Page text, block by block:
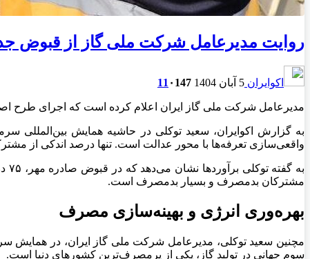
روایت مدیرعامل شرکت ملی گاز از قبوض
اکوایران 5 آبان 1404 11 ۰ 147
مدیرعامل شرکت ملی گاز ایران اعلام کرده است که اجرای طرح اصلاح تعرفه گاز به‌معنای
به گزارش اکوایران، سعید توکلی در حاشیه همایش بین‌المللی
واقعی‌سازی تعرفه‌ها با محور عدالت است. تنها درصد اندکی از مشترکان بسیار پرمصرف
مشترکان بدمصرف و بسیار بدمصرف است.
بهره‌وری انرژی و بهینه‌سازی مصرف
مچنین سعید توکلی، مدیرعامل شرکت ملی گاز ایران، در همایش
سوم جهانی در تولید گاز، یکی از پرمصرف‌ترین کشورهای دنیا است.